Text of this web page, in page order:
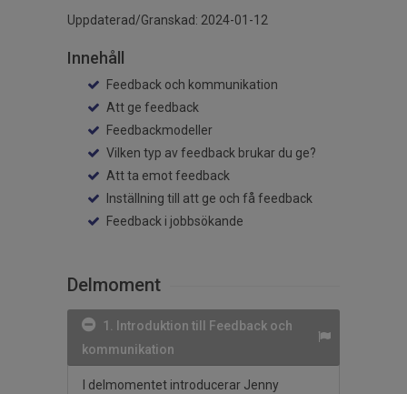
Uppdaterad/Granskad: 2024-01-12
Innehåll
Feedback och kommunikation
Att ge feedback
Feedbackmodeller
Vilken typ av feedback brukar du ge?
Att ta emot feedback
Inställning till att ge och få feedback
Feedback i jobbsökande
Delmoment
1. Introduktion till Feedback och
kommunikation
I delmomentet introducerar Jenny